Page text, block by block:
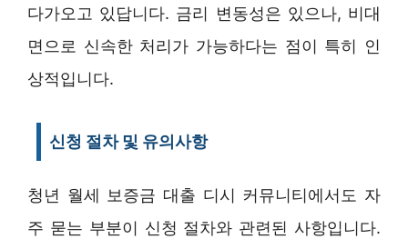
다가오고 있답니다. 금리 변동성은 있으나, 비대
면으로 신속한 처리가 가능하다는 점이 특히 인
상적입니다.
신청 절차 및 유의사항
청년 월세 보증금 대출 디시 커뮤니티에서도 자
주 묻는 부분이 신청 절차와 관련된 사항입니다.